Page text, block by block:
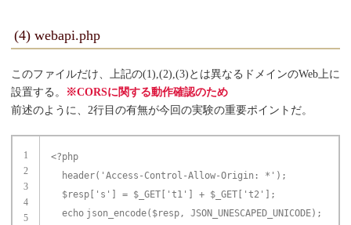
(4) webapi.php
このファイルだけ、上記の(1),(2),(3)とは異なるドメインのWeb上に
設置する。
※CORSに関する動作確認のため
前述のように、2行目の有無が今回の実験の重要ポイントだ。
1
2
3
4
5
<?php
header( 'Access-Control-Allow-Origin: *' );
$resp
's' ] = $_GET 't1' ] + $_GET 't2'
];
echo json_encode( $resp, JSON_UNESCAPED_UNICODE);